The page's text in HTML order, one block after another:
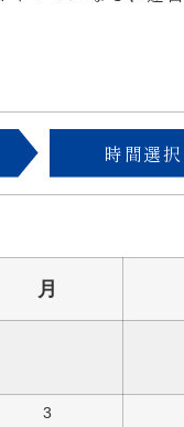
時間選択
月
3